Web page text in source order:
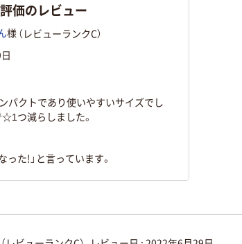
価のレビュー
様 （レビューランクC）
パクトであり使いやすいサイズでし
つ減らしました。
った!」と言っています。